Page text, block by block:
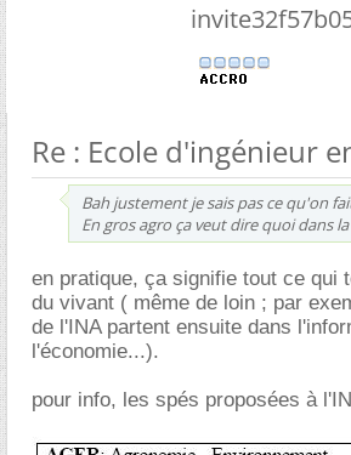
Re : Ecole d'ingénieur
Bah justement je sais pas ce qu'on
En gros agro ça veut dire quoi dans
en pratique, ça signifie tout ce qui
du vivant ( même de loin ; par
de l'INA partent ensuite dans
l'économie...).
pour info, les spés proposées à